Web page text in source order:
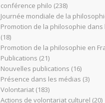
conférence philo (238)
Journée mondiale de la
Promotion de la philosophie dans
(18)
Promotion de la philosophie en
Publications (21)
Nouvelles publications (16)
Présence dans les médias (3)
Volontariat (183)
Actions de volontariat culturel (20)